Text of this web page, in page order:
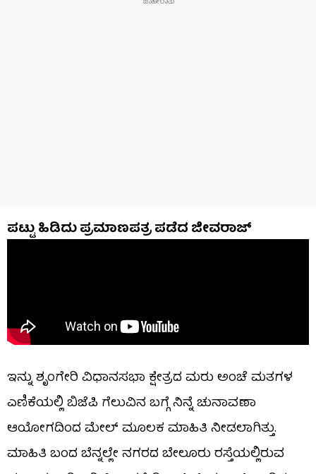
ಪಟ್ಟು ಹಿಡಿದು ಪ್ರಮಾಣಪತ್ರ ಪಡೆದ ಜೀವರಾಜ್
ಇನ್ನು ಶೃಂಗೇರಿ ವಿಧಾನಸಭಾ ಕ್ಷೇತ್ರದ ಮರು ಅಂಚೆ ಮತಗಳ
ಎಣಿಕೆಯಲ್ಲಿ ಬಿಜೆಪಿ ಗೆಲುವಿನ ಬಗ್ಗೆ ನಿನ್ನೆ ಚುನಾವಣಾ
ಆಯೋಗದಿಂದ ಮೇಲ್ ಮೂಲಕ ಮಾಹಿತಿ ನೀಡಲಾಗಿತ್ತು.
ಮಾಹಿತಿ ಬಂದ ಬೆನ್ನಲ್ಲೇ ನಗರದ ಬೇಲೂರು ರಸ್ತೆಯಲ್ಲಿರುವ